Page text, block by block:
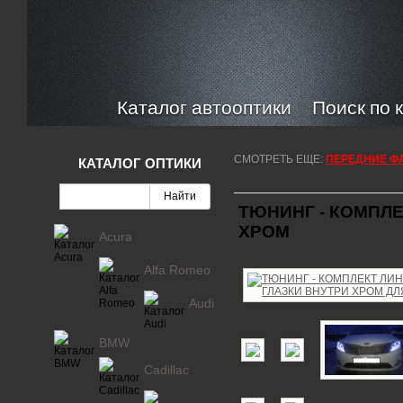
Каталог автооптики Поиск по
СМОТРЕТЬ ЕЩЕ: ПЕРЕДНИЕ
ТЮНИНГ -
ХРОМ
КАТАЛОГ ОПТИКИ
Acura
Alfa Romeo
Audi
BMW
Cadillac